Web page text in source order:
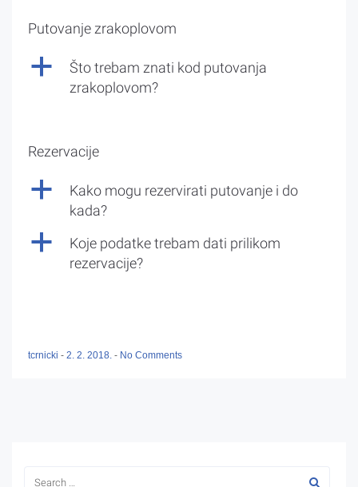
Putovanje zrakoplovom
a
Što trebam znati kod putovanja
zrakoplovom?
Rezervacije
a
Kako mogu rezervirati putovanje i do
kada?
a
Koje podatke trebam dati prilikom
rezervacije?
tcrnicki - 2. 2. 2018. - No Comments